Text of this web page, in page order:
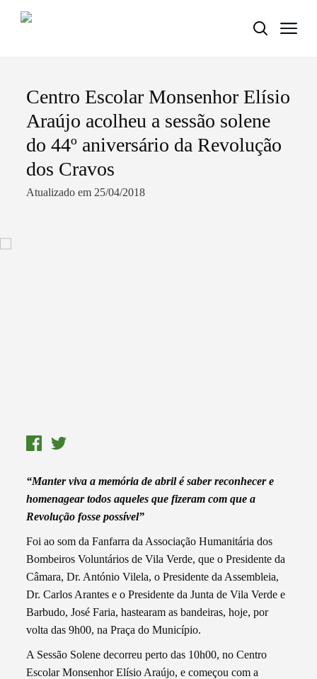
Termo de Pesquisa
Categorias gerais
Centro Escolar Monsenhor Elísio
Araújo acolheu a sessão solene
do 44º aniversário da Revolução
dos Cravos
Atualizado em 25/04/2018
“Manter viva a memória de abril é saber reconhecer e
homenagear todos aqueles que fizeram com que a
Revolução fosse possível”
Foi ao som da Fanfarra da Associação Humanitária dos
Bombeiros Voluntários de Vila Verde, que o Presidente da
Câmara, Dr. António Vilela, o Presidente da Assembleia,
Dr. Carlos Arantes e o Presidente da Junta de Vila Verde e
Barbudo, José Faria, hastearam as bandeiras, hoje, por
volta das 9h00, na Praça do Município.
A Sessão Solene decorreu perto das 10h00, no Centro
Escolar Monsenhor Elísio Araújo, e começou com a